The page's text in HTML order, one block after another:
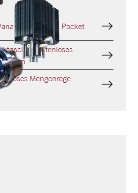
Clearance Pocket
stufenloses
Mengenrege­